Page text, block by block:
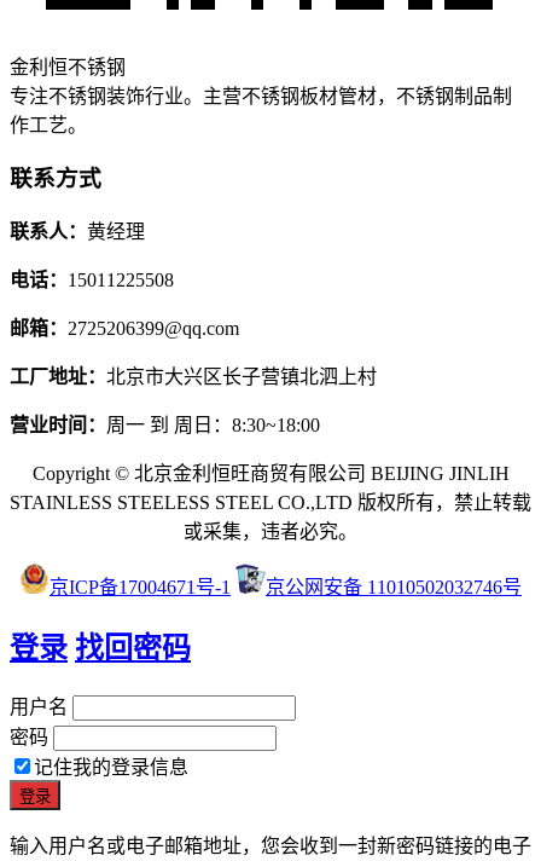
金利恒不锈钢
专注不锈钢装饰行业。主营不锈钢板材管材，不锈钢制品制
作工艺。
联系方式
联系人： 黄经理
电话： 15011225508
邮箱： 2725206399@qq.com
工厂地址： 北京市大兴区长子营镇北泗上村
营业时间： 周一 到 周日：8:30~18:00
Copyright © 北京金利恒旺商贸有限公司 BEIJING JINLIH
STAINLESS STEELESS STEEL CO.,LTD 版权所有，禁止转载
或采集，违者必究。
京ICP备17004671号-1 京公网安备 11010502032746号
登录 找回密码
用户名
密码
记住我的登录信息
输入用户名或电子邮箱地址，您会收到一封新密码链接的电子